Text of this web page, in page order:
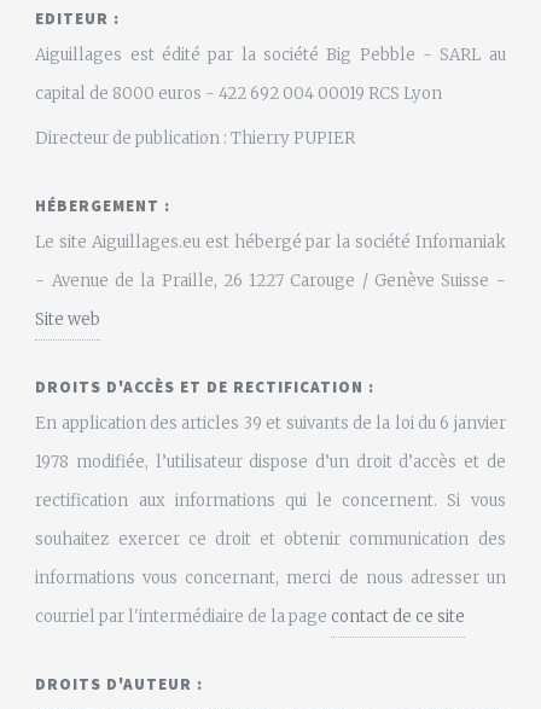
EDITEUR :
Aiguillages est édité par la société Big Pebble - SARL au
capital de 8000 euros - 422 692 004 00019 RCS Lyon
Directeur de publication : Thierry PUPIER
HÉBERGEMENT :
Le site Aiguillages.eu est hébergé par la société Infomaniak
- Avenue de la Praille, 26 1227 Carouge / Genève Suisse -
Site web
DROITS D'ACCÈS ET DE RECTIFICATION :
En application des articles 39 et suivants de la loi du 6 janvier
1978 modifiée, l’utilisateur dispose d’un droit d’accès et de
rectification aux informations qui le concernent. Si vous
souhaitez exercer ce droit et obtenir communication des
informations vous concernant, merci de nous adresser un
courriel par l'intermédiaire de la page contact de ce site
DROITS D'AUTEUR :